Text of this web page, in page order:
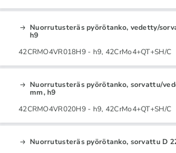
Nuorrutusteräs pyörötanko, vedetty/
h9
42CRMO4VR018H9 - h9, 42CrMo4+QT+SH/C
Nuorrutusteräs pyörötanko, sorvattu/
mm, h9
42CRMO4VR020H9 - h9, 42CrMo4+QT+SH/C
Nuorrutusteräs pyörötanko, sorvattu D